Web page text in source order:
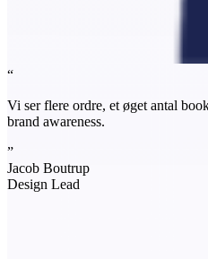
“
Vi ser flere ordre, et øget antal
brand awareness.
”
Jacob Boutrup
Design Lead